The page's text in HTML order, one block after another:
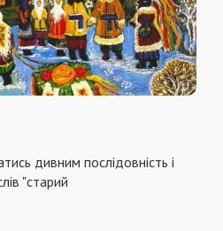
дивним послі­довність і
"старий